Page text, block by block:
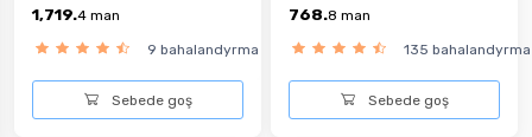
1,719.4 man
9 bahalandyrma
Sebede goş
768.8 man
135 bahalandyrma
Sebede goş